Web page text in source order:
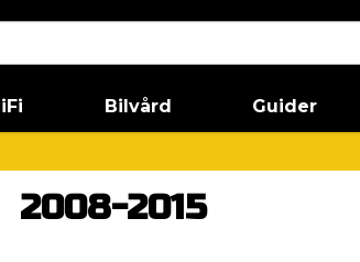
Bilvård Guider
2008-2015